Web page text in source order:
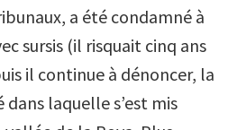
a été condamné à
sursis (il risquait cinq ans
il continue à dénoncer, la
laquelle s’est mis